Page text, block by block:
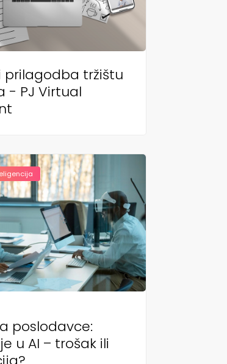
prilagodba tržištu
- PJ Virtual
poslodavce:
u AI – trošak ili